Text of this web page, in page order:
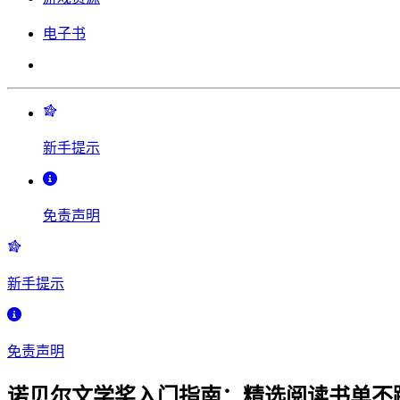
电子书
新手提示
免责声明
新手提示
免责声明